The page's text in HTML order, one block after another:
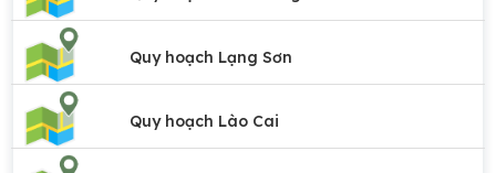
Quy hoạch Lạng Sơn
Quy hoạch Lào Cai